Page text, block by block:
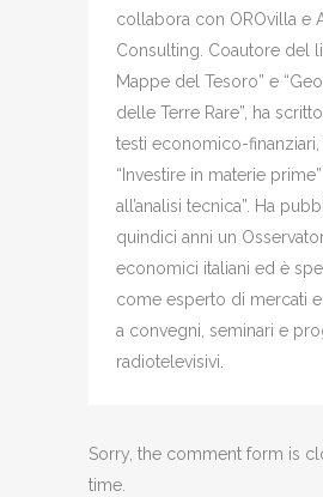
collabora con OROvilla e
Consulting. Coautore del
Mappe del Tesoro” e
delle Terre Rare”, ha
testi economico-finanziari,
“Investire in materie
all’analisi tecnica”. Ha
quindici anni un
economici italiani ed è
come esperto di mercati
a convegni, seminari e
radiotelevisivi.
Sorry, the comment form is
time.